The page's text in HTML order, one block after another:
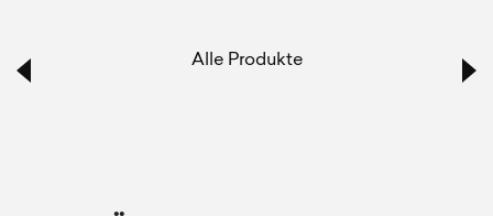
Alle Produkte